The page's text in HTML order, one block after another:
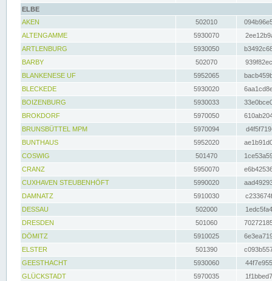
ELBE
AKEN
502010
ALTENGAMME
5930070
ARTLENBURG
5930050
BARBY
502070
BLANKENESE UF
5952065
BLECKEDE
5930020
BOIZENBURG
5930033
BROKDORF
5970050
BRUNSBÜTTEL MPM
5970094
BUNTHAUS
5952020
COSWIG
501470
CRANZ
5950070
CUXHAVEN STEUBENHÖFT
5990020
DAMNATZ
5910030
DESSAU
502000
DRESDEN
501060
DÖMITZ
5910025
ELSTER
501390
GEESTHACHT
5930060
GLÜCKSTADT
5970035